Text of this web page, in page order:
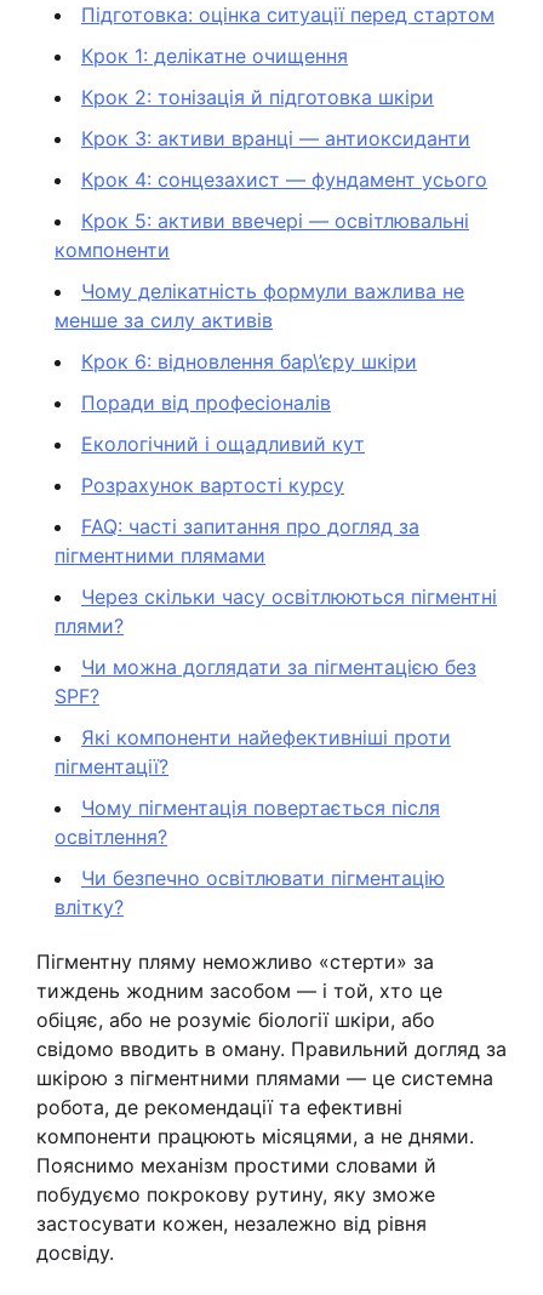
Підготовка: оцінка ситуації перед стартом
Крок 1: делікатне очищення
Крок 2: тонізація й підготовка шкіри
Крок 3: активи вранці — антиоксиданти
Крок 4: сонцезахист — фундамент усього
Крок 5: активи ввечері — освітлювальні
компоненти
Чому делікатність формули важлива не
менше за силу активів
Крок 6: відновлення бар\’єру шкіри
Поради від професіоналів
Екологічний і ощадливий кут
Розрахунок вартості курсу
FAQ: часті запитання про догляд за
пігментними плямами
Через скільки часу освітлюються пігментні
плями?
Чи можна доглядати за пігментацією без
SPF?
Які компоненти найефективніші проти
пігментації?
Чому пігментація повертається після
освітлення?
Чи безпечно освітлювати пігментацію
влітку?
Пігментну пляму неможливо «стерти» за
тиждень жодним засобом — і той, хто це
обіцяє, або не розуміє біології шкіри, або
свідомо вводить в оману. Правильний догляд за
шкірою з пігментними плямами — це системна
робота, де рекомендації та ефективні
компоненти працюють місяцями, а не днями.
Пояснимо механізм простими словами й
побудуємо покрокову рутину, яку зможе
застосувати кожен, незалежно від рівня
досвіду.